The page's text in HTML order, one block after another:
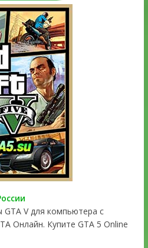
V для компьютера с
Онлайн. Купите GTA 5 Online